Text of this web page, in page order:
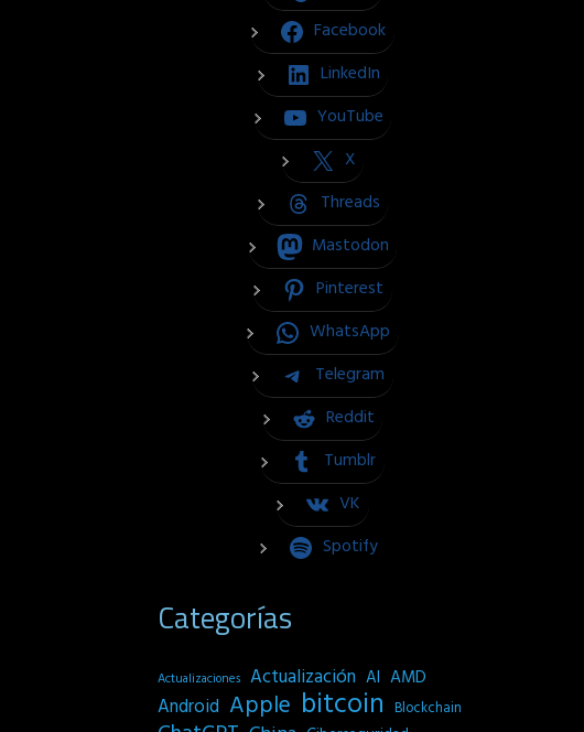
Facebook
LinkedIn
YouTube
X
Threads
Mastodon
Pinterest
WhatsApp
Telegram
Reddit
Tumblr
VK
Spotify
Categorías
Actualizaciones Actualización AI AMD
Android Apple bitcoin Blockchain